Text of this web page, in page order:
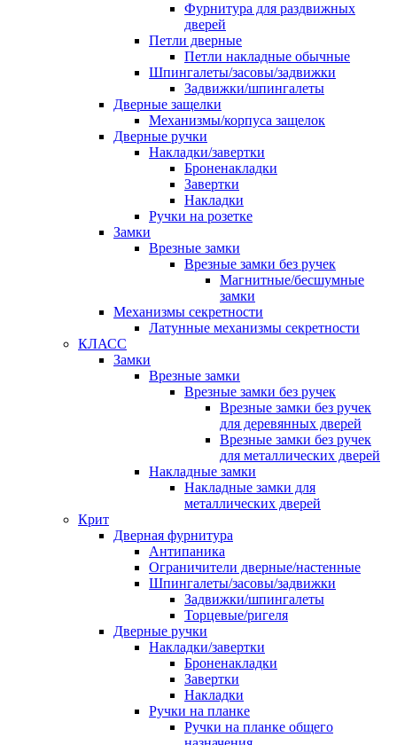
Фурнитура для раздвижных
дверей
Петли дверные
Петли накладные обычные
Шпингалеты/засовы/задвижки
Задвижки/шпингалеты
Дверные защелки
Механизмы/корпуса защелок
Дверные ручки
Накладки/завертки
Броненакладки
Завертки
Накладки
Ручки на розетке
Замки
Врезные замки
Врезные замки без ручек
Магнитные/бесшумные
замки
Механизмы секретности
Латунные механизмы секретности
КЛАСС
Замки
Врезные замки
Врезные замки без ручек
Врезные замки без ручек
для деревянных дверей
Врезные замки без ручек
для металлических дверей
Накладные замки
Накладные замки для
металлических дверей
Крит
Дверная фурнитура
Антипаника
Ограничители дверные/настенные
Шпингалеты/засовы/задвижки
Задвижки/шпингалеты
Торцевые/ригеля
Дверные ручки
Накладки/завертки
Броненакладки
Завертки
Накладки
Ручки на планке
Ручки на планке общего